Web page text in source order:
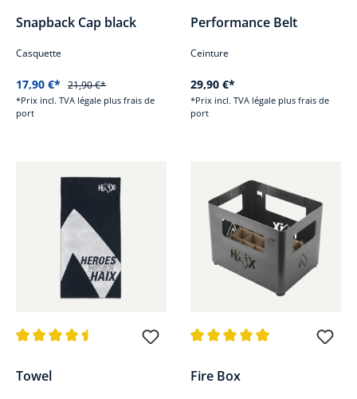
Snapback Cap black
Casquette
17,90 €* 21,90 €*
*Prix incl. TVA légale plus frais de
port
Performance Belt
Ceinture
29,90 €*
*Prix incl. TVA légale plus frais de
port
Towel Fire Box